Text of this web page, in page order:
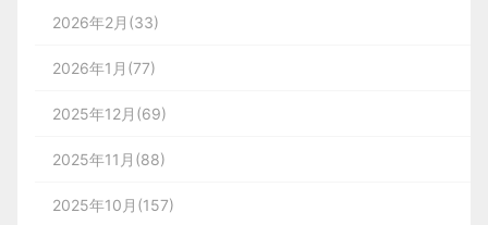
2026年2月(33)
2026年1月(77)
2025年12月(69)
2025年11月(88)
2025年10月(157)